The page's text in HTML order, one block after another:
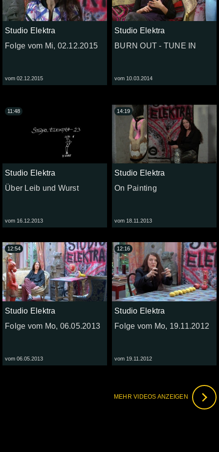
Studio Elektra
Folge vom Mi, 02.12.2015
vom 02.12.2015
Studio Elektra
BURN OUT - TUNE IN
vom 10.03.2014
Studio Elektra
Über Leib und Wurst
vom 16.12.2013
11:48
Studio Elektra
On Painting
vom 18.11.2013
14:19
Studio Elektra
Folge vom Mo, 06.05.2013
vom 06.05.2013
12:54
Studio Elektra
Folge vom Mo, 19.11.2012
vom 19.11.2012
12:16
MEHR VIDEOS ANZEIGEN